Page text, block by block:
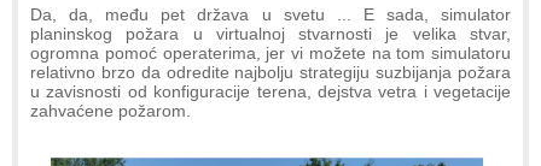
Da, da, među pet država u svetu ... E sada, simulator
planinskog požara u virtualnoj stvarnosti je velika stvar,
ogromna pomoć operaterima, jer vi možete na tom simulatoru
relativno brzo da odredite najbolju strategiju suzbijanja požara
u zavisnosti od konfiguracije terena, dejstva vetra i vegetacije
zahvaćene požarom.